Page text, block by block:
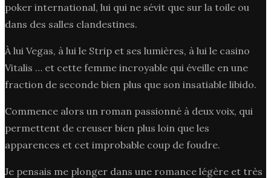
poker international, lui qui ne sévit que sur la toile ou
dans des salles clandestines.
À lui Vegas, à lui le Strip et ses lumières, à lui le casino
Vitalis … et cette femme incroyable qui éveille en une
fraction de seconde bien plus que son insatiable libido.
Commence alors un roman passionné à deux voix, qui
permettent de creuser bien plus loin que les
apparences et cet improbable coup de foudre.
Je pensais me plonger dans une romance légère et très